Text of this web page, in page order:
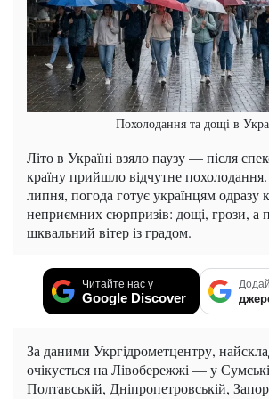
Похолодання та дощі в
Літо в Україні взяло паузу — після
країну прийшло відчутне
липня, погода готує українцям одразу
неприємних сюрпризів: дощі, грози, а
шквальний вітер із градом.
Читайте нас у
Google Discover
За даними Укргідрометцентру,
очікується на Лівобережжі — у
Полтавській, Дніпропетровській,